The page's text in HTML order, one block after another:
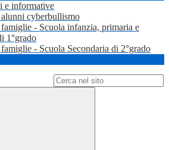
e informative
cyberbullismo
- Scuola infanzia, primaria e
1°grado
- Scuola Secondaria di 2°grado